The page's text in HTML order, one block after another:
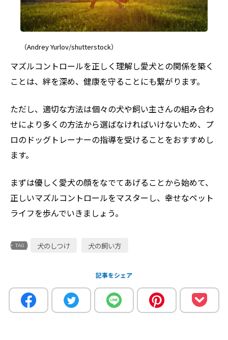
（Andrey Yurlov/shutterstock）
マズルコントロールを正しく理解し愛犬との関係を築く
ことは、絆を深め、健康を守ることにも繋がります。
ただし、適切な方法は個々の犬や飼い主さんの組み合わ
せにより多くの方法から選ばなければいけないため、プ
ロのドッグトレーナーの指導を受けることをおすすめし
ます。
まずは優しく愛犬の顔をなでてあげることから始めて、
正しいマズルコントロールをマスターし、幸せなペット
ライフを歩んでいきましょう。
犬のしつけ 犬の飼い方
記事をシェア